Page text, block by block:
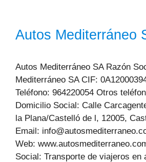
Autos Mediterráneo
Autos Mediterráneo SA Razón
Mediterráneo SA CIF:
Teléfono: 964220054 Otros
Domicilio Social: Calle
la Plana/Castelló de l, 12005,
Email:
Web:
Social: Transporte de viajeros en